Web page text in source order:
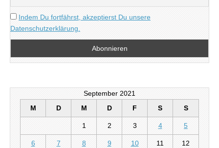
Indem Du fortfährst, akzeptierst Du unsere
Datenschutzerklärung.
September 2021
M
D M D F S S
1 2 3 4 5
6 7 8 9 10 11 12